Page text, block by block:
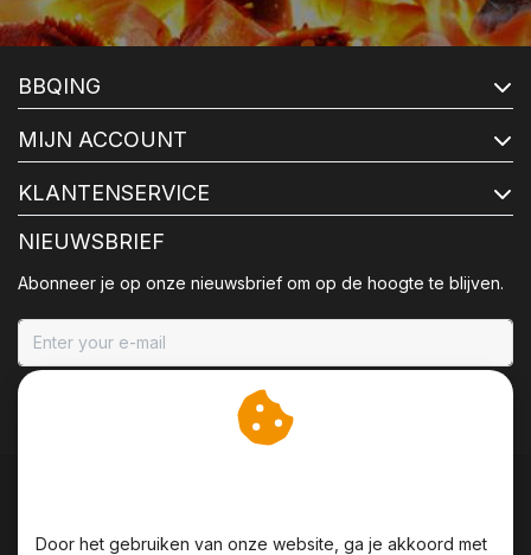
BBQING
MIJN ACCOUNT
KLANTENSERVICE
NIEUWSBRIEF
Abonneer je op onze nieuwsbrief om op de hoogte te blijven.
Door het gebruiken van onze website, ga je akkoord met